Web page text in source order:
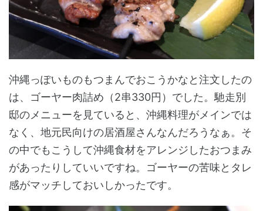
沖縄っぽいものもつまんでおこうかなと注文したの
は、ゴーヤー肉詰め（2串330円）でした。馳走別
邸のメニューを見ていると、沖縄料理がメインでは
なく、地元民向けの居酒屋さんなんだろうなぁ。そ
の中でもこうして沖縄食材をアレンジしたおつまみ
があったりしていいですね。ゴーヤーの苦味とタレ
感がマッチしておいしかったです。